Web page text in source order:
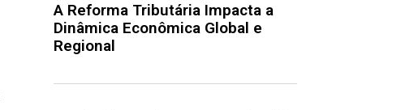
A Reforma Tributária Impacta a
Dinâmica Econômica Global e
Regional